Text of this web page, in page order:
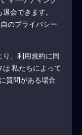
会できます。
のプライバシー
、利用規約に同
私たちによって
質問がある場合